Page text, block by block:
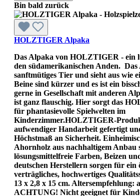
Bin bald zurück
HOLZTIGER Alpaka
Das Alpaka von HOLZTIGER - ein
den südamerikanischen Anden. Das
sanftmütiges Tier und sieht aus wie
Beine sind kürzer und es ist ein
gerne in Gesellschaft mit anderen
ist ganz flauschig. Hier sorgt das
für phantasievolle Spielwelten im
Kinderzimmer.HOLZTIGER-
aufwendiger Handarbeit gefertigt
Höchstmaß an Sicherheit.
Ahornholz aus nachhaltigem Anbau
lösungsmittelfreie Farben, Beizen
deutschen Herstellern sorgen für ein
verträgliches, hochwertiges
13 x 2,8 x 15 cm. Altersempfehlung:
ACHTUNG! Nicht geeignet für